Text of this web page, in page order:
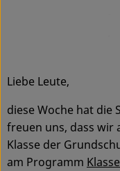
Liebe Leute,
diese Woche hat die
freuen uns, dass wir
Klasse der
am Programm